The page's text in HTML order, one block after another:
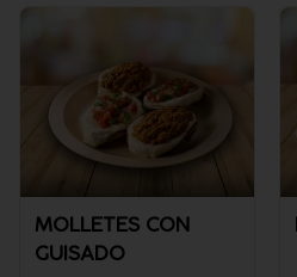
MOLLETES CON
GUISADO